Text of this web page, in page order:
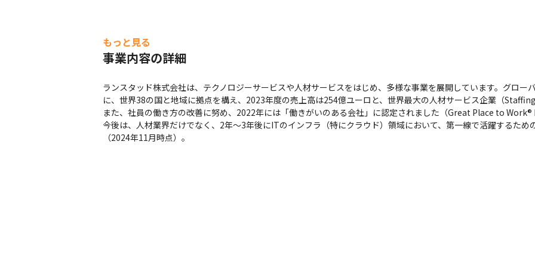
もっと見る
事業内容の詳細
ランスタッド株式会社は、テクノロジーサービスや人材サービスをはじめ、多様な事業を展開しています。グロー
に、世界38の国と地域に拠点を構え、2023年度の売上高は254億ユーロと、世界最大の人材サービス企業（
また、社員の働き方の改善に努め、2022年には「働きがいのある会社」に認定されました（Great Place to
今後は、人材業界だけでなく、2年～3年後にITのインフラ（特にクラウド）領域において、第一線で活躍するため
（2024年11月時点）。